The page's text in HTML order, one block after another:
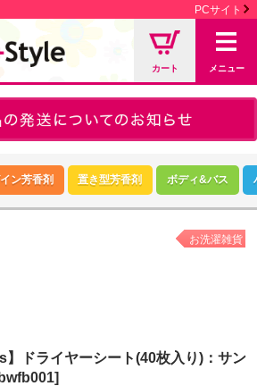
PCサイト
カート メニュー
ン芳香剤 置き型芳香剤 ボディ&バス
お洗濯雑貨
ドライヤーシート(40枚入り)：サン